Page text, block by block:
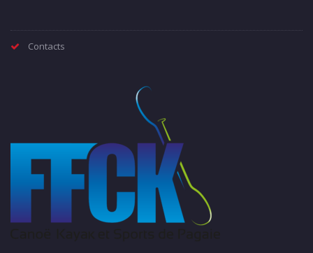
Contacts